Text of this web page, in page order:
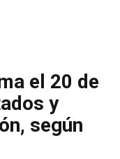
el 20 de
y
según